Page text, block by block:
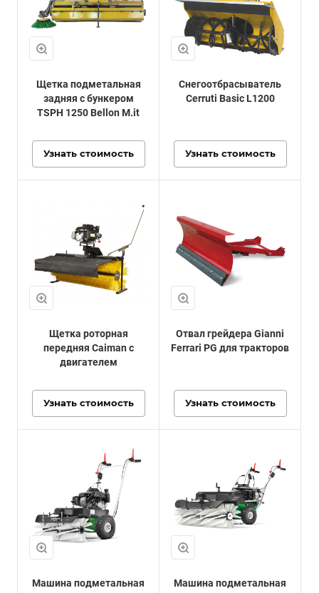
Щетка подметальная
задняя с бункером
TSPH 1250 Bellon M.it
Узнать стоимость
Снегоотбрасыватель
Cerruti Basic L1200
Узнать стоимость
Щетка роторная
передняя Caiman с
двигателем
Узнать стоимость
Отвал грейдера Gianni
Ferrari PG для тракторов
Узнать стоимость
Машина подметальная
Машина подметальная